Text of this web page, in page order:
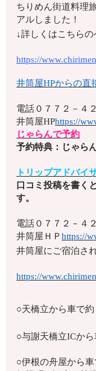
ちりめん街道料理
アルしました！
↓詳しくはこちら
https://
井筒屋HPからの直
電話０７７２－４
井筒屋HPhttps://
じゃらんで予約
予約特典：じゃら
トリップアドバイ
口コミ投稿を書く
す。
電話０７７２－４
井筒屋ＨＰhttps://
井筒屋にご宿泊さ
https://
○天橋立から車で約
○与謝天橋立ICか
○伊根の舟屋から